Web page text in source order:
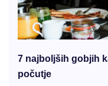
7 najboljših gobjih
počutje